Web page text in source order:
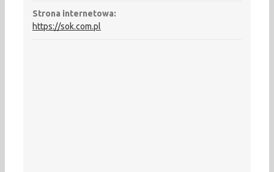
Strona internetowa:
https://sok.com.pl